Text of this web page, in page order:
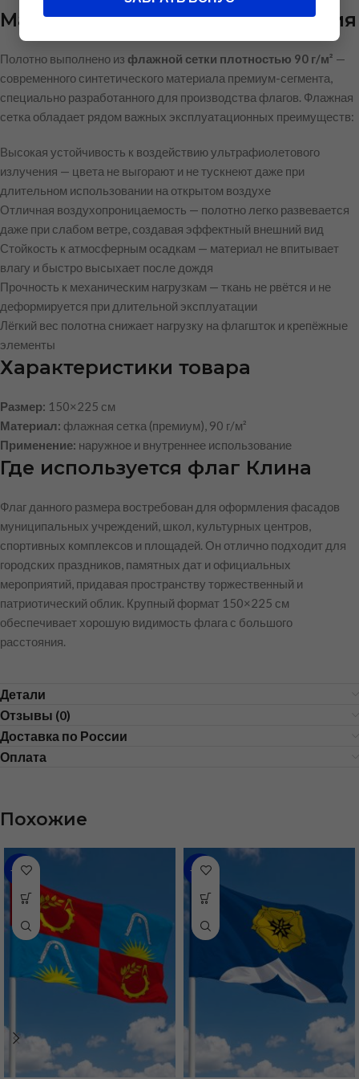
Материал и качество исполнения
Полотно выполнено из флажной сетки плотностью 90 г/м² —
современного синтетического материала премиум-сегмента,
специально разработанного для производства флагов. Флажная
сетка обладает рядом важных эксплуатационных преимуществ:
Высокая устойчивость к воздействию ультрафиолетового
излучения — цвета не выгорают и не тускнеют даже при
длительном использовании на открытом воздухе
Отличная воздухопроницаемость — полотно легко развевается
даже при слабом ветре, создавая эффектный внешний вид
Стойкость к атмосферным осадкам — материал не впитывает
влагу и быстро высыхает после дождя
Прочность к механическим нагрузкам — ткань не рвётся и не
деформируется при длительной эксплуатации
Лёгкий вес полотна снижает нагрузку на флагшток и крепёжные
элементы
Характеристики товара
Размер: 150×225 см
Материал: флажная сетка (премиум), 90 г/м²
Применение: наружное и внутреннее использование
Где используется флаг Клина
Флаг данного размера востребован для оформления фасадов
муниципальных учреждений, школ, культурных центров,
спортивных комплексов и площадей. Он отлично подходит для
городских праздников, памятных дат и официальных
мероприятий, придавая пространству торжественный и
патриотический облик. Крупный формат 150×225 см
обеспечивает хорошую видимость флага с большого
расстояния.
Детали
Отзывы (0)
Доставка по России
Оплата
Похожие
-35% -31%